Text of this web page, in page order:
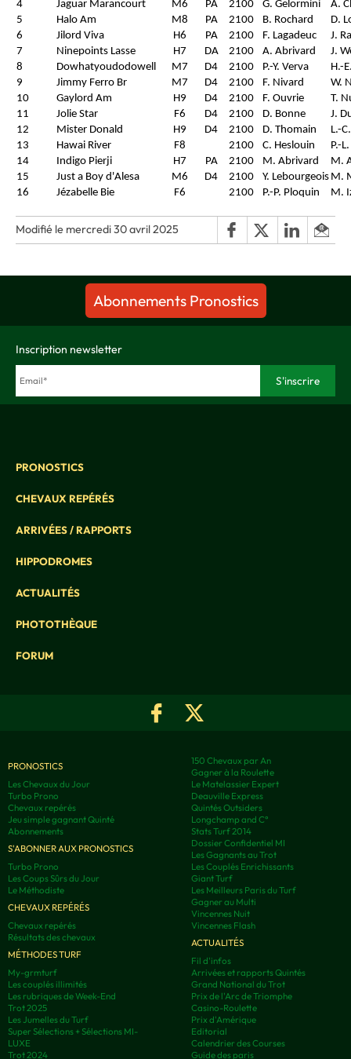
4
Jaguar Marancourt M6 PA 2100 G. Gelormini
A.
5
Halo Am M8 PA 2100 B. Rochard
D.
6
Jilord Viva H6 PA 2100 F. Lagadeuc
J.
7
Ninepoints Lasse H7 DA 2100 A. Abrivard
J.
8
Dowhatyoudodowell M7 D4 2100 P.-Y. Verva
H.-
9
Jimmy Ferro Br M7 D4 2100 F. Nivard
W.
10
Gaylord Am H9 D4 2100 F. Ouvrie
T.
11
Jolie Star F6 D4 2100 D. Bonne
J.
12
Mister Donald H9 D4 2100 D. Thomain
L.-
13
Hawai River F8 2100 C. Heslouin
P.-
14
Indigo Pierji H7 PA 2100 M. Abrivard
M.
15
Just a Boy d'Alesa M6 D4 2100 Y. Lebourgeois M.
16
Jézabelle Bie F6 2100 P.-P. Ploquin M.
Modifié le mercredi 30 avril 2025
Abonnements Pronostics
Inscription newsletter
PRONOSTICS
CHEVAUX REPÉRÉS
ARRIVÉES / RAPPORTS
HIPPODROMES
ACTUALITÉS
PHOTOTHÈQUE
FORUM
PRONOSTICS
Les Chevaux du Jour
Turbo Prono
Chevaux repérés
Jeu simple gagnant Quinté
Abonnements
S'ABONNER AUX PRONOSTICS
Turbo Prono
Les Coups Sûrs du Jour
Le Méthodiste
CHEVAUX REPÉRÉS
Chevaux repérés
Résultats des chevaux
MÉTHODES TURF
My-grmturf
Les couplés illimités
Les rubriques de Week-End
Trot 2025
Les Jumelles du Turf
Super Sélections + Sélections MI-
LUXE
Trot 2024
150 Chevaux par An
Gagner à la Roulette
Le Matelassier Expert
Deauville Express
Quintés Outsiders
Longchamp and C°
Stats Turf 2014
Dossier Confidentiel MI
Les Gagnants au Trot
Les Couplés Enrichissants
Giant Turf
Les Meilleurs Paris du Turf
Gagner au Multi
Vincennes Nuit
Vincennes Flash
ACTUALITÉS
Fil d'infos
Arrivées et rapports Quintés
Grand National du Trot
Prix de l'Arc de Triomphe
Casino-Roulette
Prix d'Amérique
Editorial
Calendrier des Courses
Guide des paris